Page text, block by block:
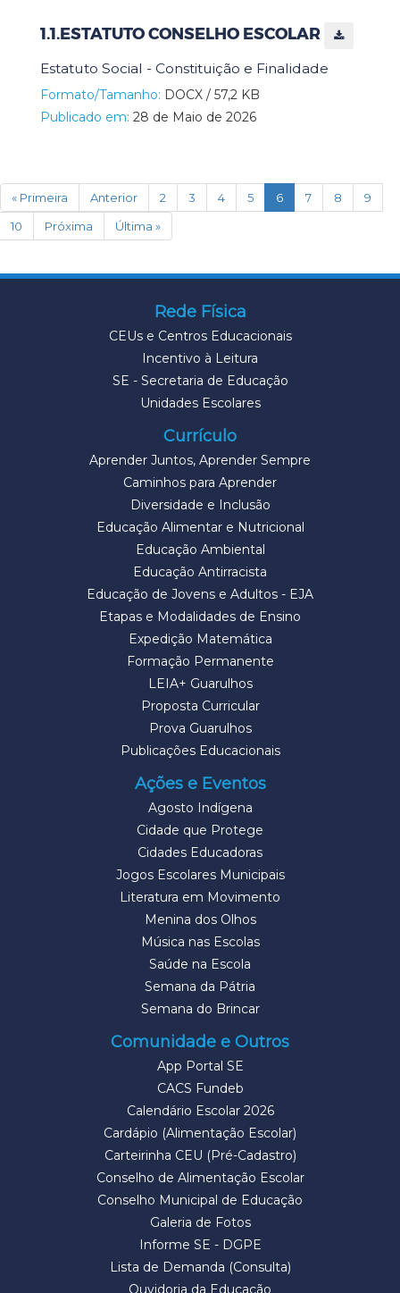
1.1.ESTATUTO CONSELHO ESCOLAR
Estatuto Social - Constituição e Finalidade
Formato/Tamanho: DOCX / 57,2 KB
Publicado em: 28 de Maio de 2026
« Primeira Anterior 2 3 4 5 6(current)
7 8
9
10
Próxima Última »
Rede Física
CEUs e Centros Educacionais
Incentivo à Leitura
SE - Secretaria de Educação
Unidades Escolares
Currículo
Aprender Juntos, Aprender Sempre
Caminhos para Aprender
Diversidade e Inclusão
Educação Alimentar e Nutricional
Educação Ambiental
Educação Antirracista
Educação de Jovens e Adultos - EJA
Etapas e Modalidades de Ensino
Expedição Matemática
Formação Permanente
LEIA+ Guarulhos
Proposta Curricular
Prova Guarulhos
Publicações Educacionais
Ações e Eventos
Agosto Indígena
Cidade que Protege
Cidades Educadoras
Jogos Escolares Municipais
Literatura em Movimento
Menina dos Olhos
Música nas Escolas
Saúde na Escola
Semana da Pátria
Semana do Brincar
Comunidade e Outros
App Portal SE
CACS Fundeb
Calendário Escolar 2026
Cardápio (Alimentação Escolar)
Carteirinha CEU (Pré-Cadastro)
Conselho de Alimentação Escolar
Conselho Municipal de Educação
Galeria de Fotos
Informe SE - DGPE
Lista de Demanda (Consulta)
Ouvidoria da Educação